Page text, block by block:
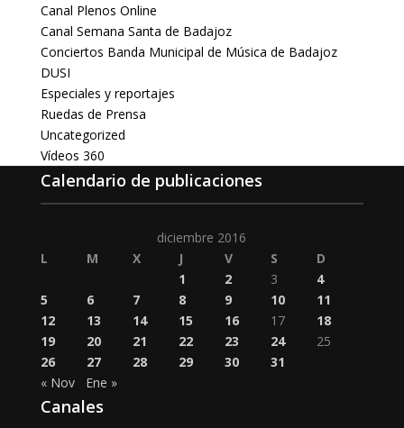
Canal Plenos Online
Canal Semana Santa de Badajoz
Conciertos Banda Municipal de Música de Badajoz
DUSI
Especiales y reportajes
Ruedas de Prensa
Uncategorized
Vídeos 360
Calendario de publicaciones
diciembre 2016
L
M X J V S
D
1
2 3
4
5
6 7 8 9 10
11
12
13 14 15 16 17
18
19
20 21 22 23 24
25
26
27 28 29 30
31
« Nov
Ene »
Canales